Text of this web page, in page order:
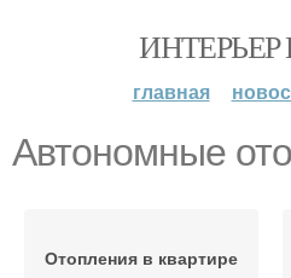
ИНТЕРЬЕР
главная
Автономные
Отопления в квартире